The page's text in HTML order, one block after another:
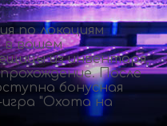
по локациям
в вашем
из инвентаря,
После
бонусная
"Охота на